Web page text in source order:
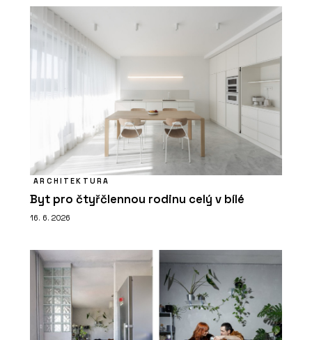
ARCHITEKTURA
Byt pro čtyřčlennou rodinu celý v bílé
16. 6. 2026